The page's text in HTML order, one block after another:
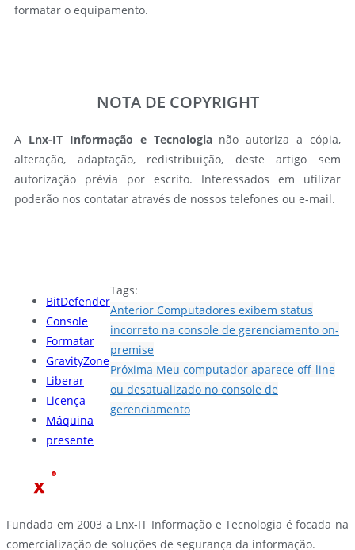
formatar o equipamento.
NOTA DE COPYRIGHT
A Lnx-IT Informação e Tecnologianão autoriza a cópia,
alteração, adaptação, redistribuição, deste artigo sem
autorização prévia por escrito. Interessados em utilizar
poderão nos contatar através de nossos telefones ou e-mail.
Tags:
BitDefender
Console
Formatar
GravityZone
Liberar
Licença
Máquina
presente
Anterior Computadores exibem status
incorreto na console de gerenciamento on-
premise
Próxima Meu computador aparece off-line
ou desatualizado no console de
gerenciamento
Fundada em 2003 a Lnx-IT Informação e Tecnologia é focada na
comercialização de soluções de segurança da informação.